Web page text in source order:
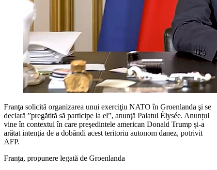
Franţa solicită organizarea unui exerciţiu NATO în Groenlanda şi se
declară ”pregătită să participe la el”, anunţă Palatul Élysée. Anunțul
vine în contextul în care preşedintele american Donald Trump și-a
arătat intenţia de a dobândi acest teritoriu autonom danez, potrivit
AFP.
Franța, propunere legată de Groenlanda